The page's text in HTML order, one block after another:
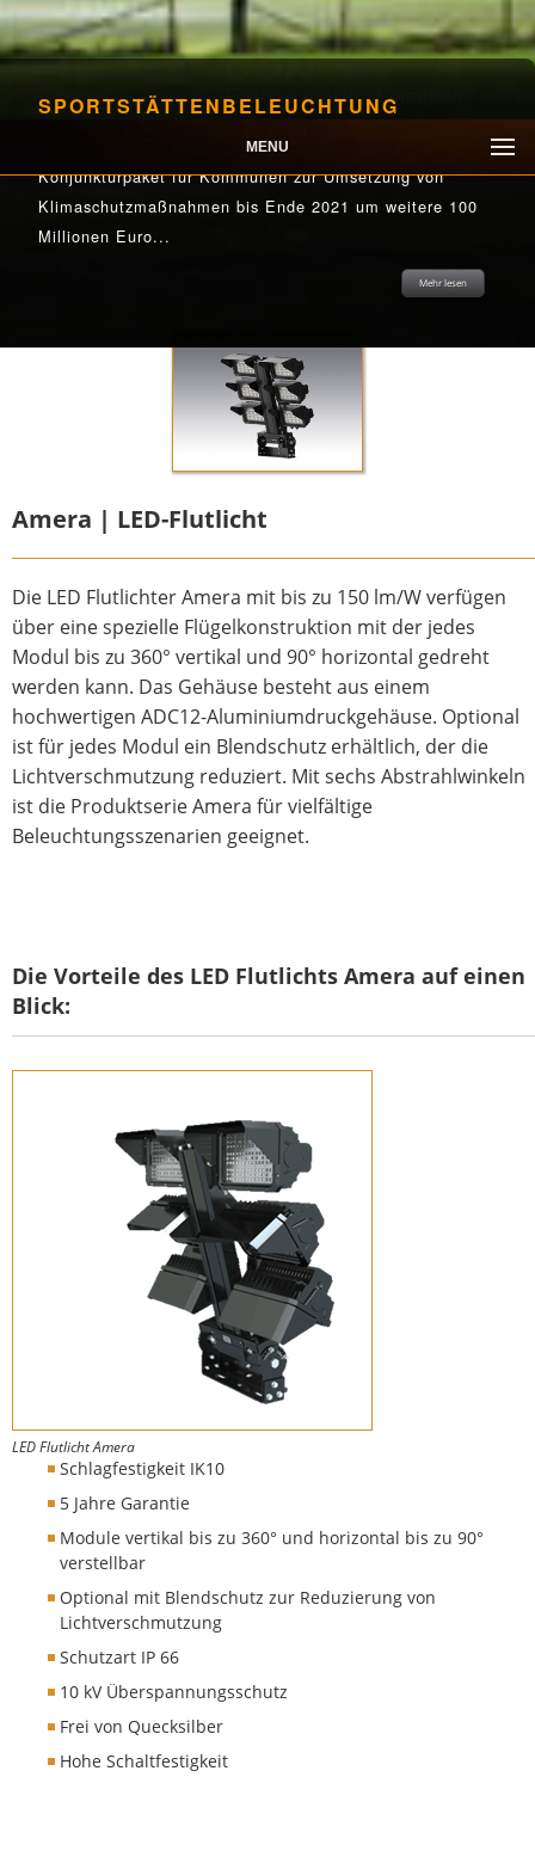
MENU
SPORTSTÄTTENBELEUCHTUNG
Im Rahmen der Corona-Pandemie erhöht das BMU sein
Konjunkturpaket für Kommunen zur Umsetzung von
Klimaschutzmaßnahmen bis Ende 2021 um weitere 100
Millionen Euro...
Mehr lesen
Mehr lesen
Mehr lesen
Mehr lesen
Mehr lesen
Amera | LED-Flutlicht
Die LED Flutlichter Amera mit bis zu 150 lm/W verfügen
über eine spezielle Flügelkonstruktion mit der jedes
Modul bis zu 360° vertikal und 90° horizontal gedreht
werden kann. Das Gehäuse besteht aus einem
hochwertigen ADC12-Aluminiumdruckgehäuse. Optional
ist für jedes Modul ein Blendschutz erhältlich, der die
Lichtverschmutzung reduziert. Mit sechs Abstrahlwinkeln
ist die Produktserie Amera für vielfältige
Beleuchtungsszenarien geeignet.
Die Vorteile des LED Flutlichts Amera auf einen
Blick:
LED Flutlicht Amera
Schlagfestigkeit IK10
5 Jahre Garantie
Module vertikal bis zu 360° und horizontal bis zu 90°
verstellbar
Optional mit Blendschutz zur Reduzierung von
Lichtverschmutzung
Schutzart IP 66
10 kV Überspannungsschutz
Frei von Quecksilber
Hohe Schaltfestigkeit